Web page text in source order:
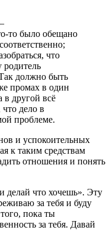
то было обещано
что
родитель
должно быть
промах в один
в другой всё
дело в
проблеме.
и успокоительных
к таким средствам
отношения и понять
делай что хочешь». Эту
за тебя и буду
пока ты
за тебя. Давай